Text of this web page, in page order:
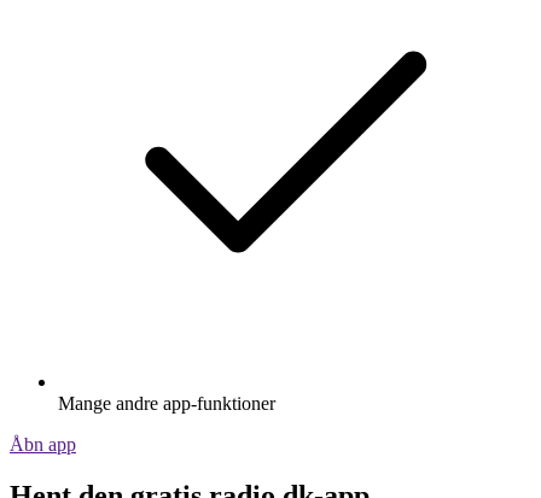
Mange andre app-funktioner
Åbn app